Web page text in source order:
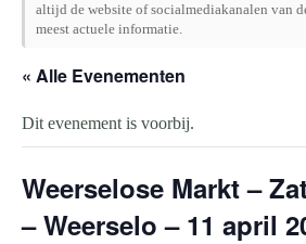
altijd de website of socialmediakanalen van
meest actuele informatie.
« Alle Evenementen
Dit evenement is voorbij.
Weerselose Markt –
– Weerselo – 11 april